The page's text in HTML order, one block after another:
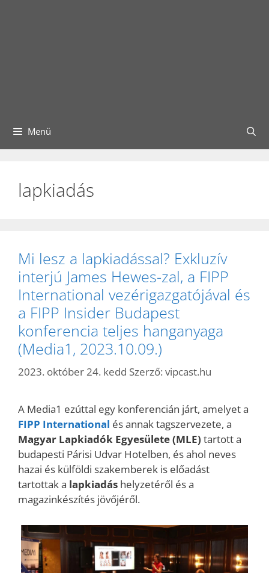
Menü
lapkiadás
Mi lesz a lapkiadással? Exkluzív
interjú James Hewes-zal, a FIPP
International vezérigazgatójával és
a FIPP Insider Budapest
konferencia teljes hanganyaga
(Media1, 2023.10.09.)
2023. október 24. kedd Szerző: vipcast.hu
A Media1 ezúttal egy konferencián járt, amelyet a
FIPP International és annak tagszervezete, a
Magyar Lapkiadók Egyesülete (MLE) tartott a
budapesti Párisi Udvar Hotelben, és ahol neves
hazai és külföldi szakemberek is előadást
tartottak a lapkiadás helyzetéről és a
magazinkészítés jövőjéről.